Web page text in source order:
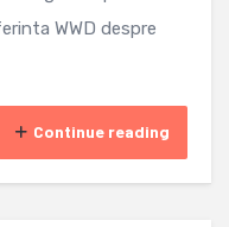
WWD despre
Continue reading